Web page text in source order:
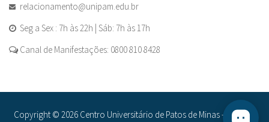
relacionamento@unipam.edu.br
Seg a Sex : 7h às 22h | Sáb: 7h às 17h
Canal de Manifestações: 0800 810 8428
Copyright © 2026 Centro Universitário de Patos de Minas - UNIPAM.